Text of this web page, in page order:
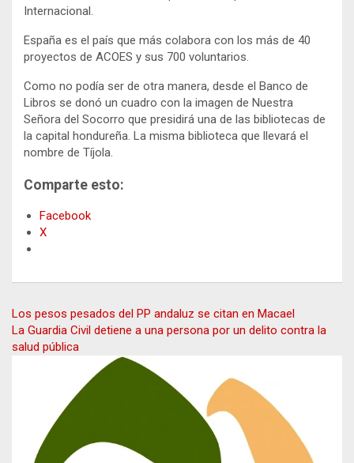
Internacional.
España es el país que más colabora con los más de 40
proyectos de ACOES y sus 700 voluntarios.
Como no podía ser de otra manera, desde el Banco de
Libros se donó un cuadro con la imagen de Nuestra
Señora del Socorro que presidirá una de las bibliotecas de
la capital hondureña. La misma biblioteca que llevará el
nombre de Tíjola.
Comparte esto:
Facebook
X
Navegación
de
Los pesos pesados del PP andaluz se citan en Macael
La Guardia Civil detiene a una persona por un delito contra la
salud pública